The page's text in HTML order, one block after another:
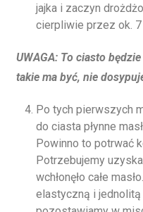
jajka i zaczyn
cierpliwie przez ok. 7
UWAGA: To ciasto
takie ma być, nie
Po tych pierwszych
do ciasta płynne
Powinno to potrwać
Potrzebujemy
wchłonęło całe
elastyczną i jednolitą